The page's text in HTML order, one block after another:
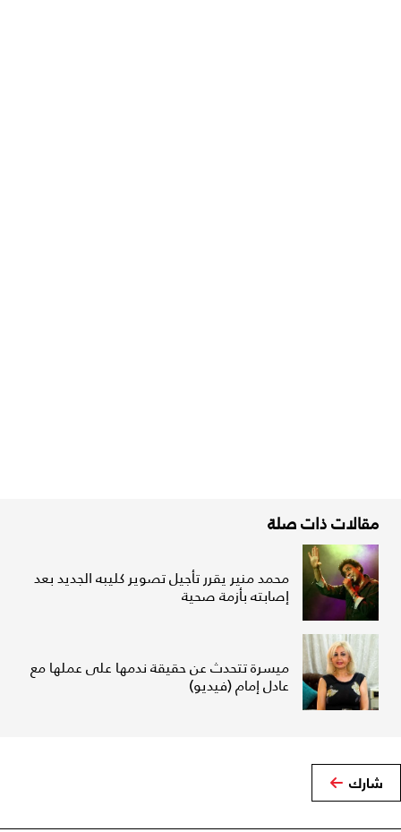
مقالات ذات صلة
محمد منير يقرر تأجيل تصوير كليبه الجديد بعد
إصابته بأزمة صحية
ميسرة تتحدث عن حقيقة ندمها على عملها مع
عادل إمام (فيديو)
شارك